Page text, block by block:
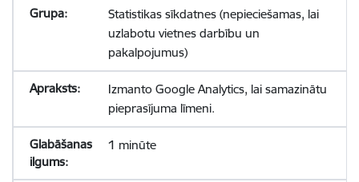
Statistikas sīkdatnes (nepieciešamas, lai
uzlabotu vietnes darbību un
pakalpojumus)
Izmanto Google Analytics, lai samazinātu
pieprasījuma līmeni.
1 minūte